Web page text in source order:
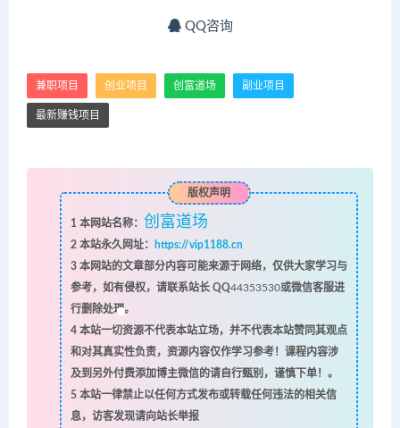
QQ咨询
兼职项目 创业项目 创富道场 副业项目
最新赚钱项目
版权声明
1 本网站名称： 创富道场
2本站永久网址：
https://vip1188.cn
3本网站的文章部分内容可能来源于网络，仅供大家学习与
参考，如有侵权，请联系站长 QQ44353530或微信客服进
行删除处理。
4本站一切资源不代表本站立场，并不代表本站赞同其观点
和对其真实性负责，资源内容仅作学习参考！课程内容涉
及到另外付费添加博主微信的请自行甄别，谨慎下单！。
5本站一律禁止以任何方式发布或转载任何违法的相关信
息，访客发现请向站长举报